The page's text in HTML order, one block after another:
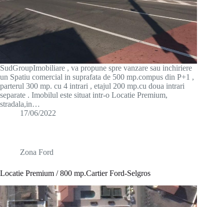
SudGroupImobiliare , va propune spre vanzare sau inchiriere
un Spatiu comercial in suprafata de 500 mp.compus din P+1 ,
parterul 300 mp. cu 4 intrari , etajul 200 mp.cu doua intrari
separate . Imobilul este situat intr-o Locatie Premium,
stradala,in…
17/06/2022
Zona Ford
Locatie Premium / 800 mp.Cartier Ford-Selgros